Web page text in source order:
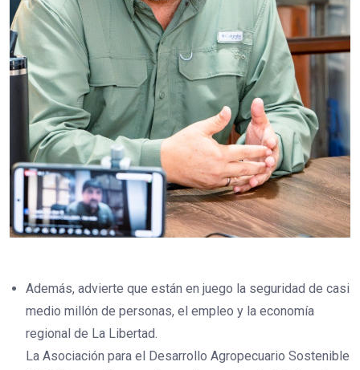
Además, advierte que están en juego la seguridad de casi
medio millón de personas, el empleo y la economía
regional de La Libertad.
La Asociación para el Desarrollo Agropecuario Sostenible